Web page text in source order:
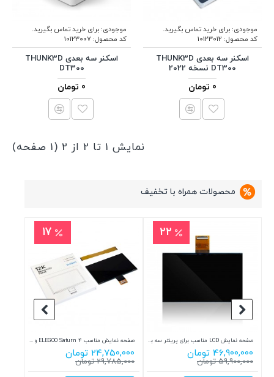
موجودی:برای خرید تماس بگیرید.
کد محصول: 10123012
اسکنر سه بعدی THUNK3D
DT300 نسخه 2022
0 تومان
موجودی:برای خرید تماس بگیرید.
کد محصول:10123007
اسکنر سه بعدی THUNK3D
DT300
0 تومان
نمایش 1 تا 2 از 2 (1 صفحه)
محصولات همراه با تخفیف
22
صفحه نمایش LCD مناسب برای پرینتر سه بعدی Phrozen Sonic Mighty Revo 14k
46,900,000 تومان
59,900,000 تومان
17
صفحه نمایش مناسب ELEGOO Saturn 4 و ELEGOO Saturn 4 Ultra
24,750,000 تومان
29,785,000 تومان